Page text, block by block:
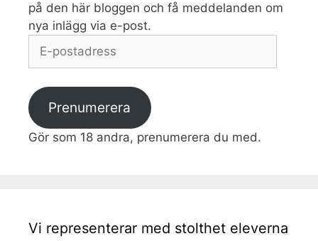
på den här bloggen och få meddelanden om
nya inlägg via e-post.
postadress
Prenumerera
Gör som 18 andra, prenumerera du med.
Vi representerar med stolthet eleverna